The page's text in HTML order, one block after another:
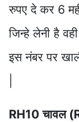
रुपए दे कर 6
जिन्हे लेनी है
इस नंबर पर
RH10 चावल